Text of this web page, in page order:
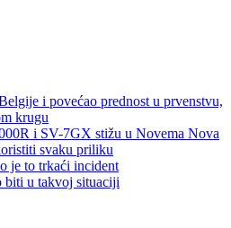
i povećao prednost u prvenstvu,
krugu
i SV-7GX stižu u Novema Nova
svaku priliku
je to trkaći incident
biti u takvoj situaciji